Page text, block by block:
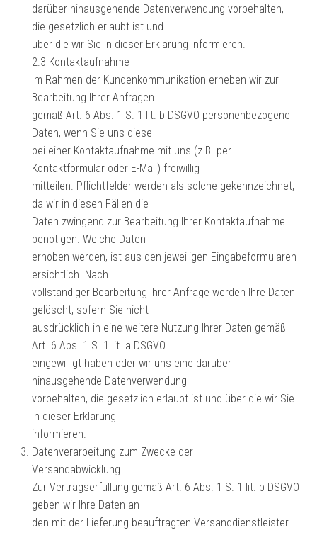
darüber hinausgehende Datenverwendung vorbehalten,
die gesetzlich erlaubt ist und
über die wir Sie in dieser Erklärung informieren.
2.3 Kontaktaufnahme
Im Rahmen der Kundenkommunikation erheben wir zur
Bearbeitung Ihrer Anfragen
gemäß Art. 6 Abs. 1 S. 1 lit. b DSGVO personenbezogene
Daten, wenn Sie uns diese
bei einer Kontaktaufnahme mit uns (z.B. per
Kontaktformular oder E-Mail) freiwillig
mitteilen. Pflichtfelder werden als solche gekennzeichnet,
da wir in diesen Fällen die
Daten zwingend zur Bearbeitung Ihrer Kontaktaufnahme
benötigen. Welche Daten
erhoben werden, ist aus den jeweiligen Eingabeformularen
ersichtlich. Nach
vollständiger Bearbeitung Ihrer Anfrage werden Ihre Daten
gelöscht, sofern Sie nicht
ausdrücklich in eine weitere Nutzung Ihrer Daten gemäß
Art. 6 Abs. 1 S. 1 lit. a DSGVO
eingewilligt haben oder wir uns eine darüber
hinausgehende Datenverwendung
vorbehalten, die gesetzlich erlaubt ist und über die wir Sie
in dieser Erklärung
informieren.
Datenverarbeitung zum Zwecke der
Versandabwicklung
Zur Vertragserfüllung gemäß Art. 6 Abs. 1 S. 1 lit. b DSGVO
geben wir Ihre Daten an
den mit der Lieferung beauftragten Versanddienstleister